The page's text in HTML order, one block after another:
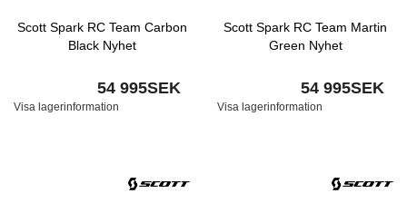
Scott Spark RC Team Carbon
Black Nyhet
54 995SEK
Visa lagerinformation
Scott Spark RC Team Martin
Green Nyhet
54 995SEK
Visa lagerinformation